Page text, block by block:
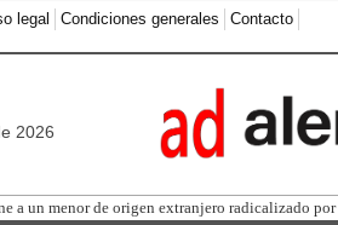
legal Condiciones generales Contacto
2026